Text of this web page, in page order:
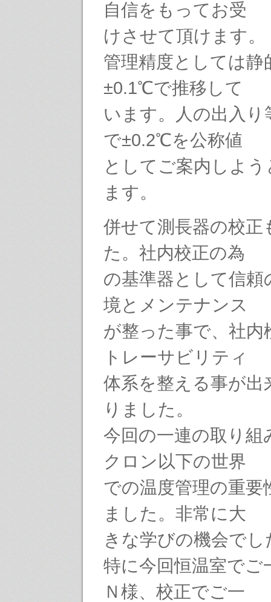
自信をもってお受
けさせて頂けます。
管理精度としては静
±0.1℃で推移して
います。人の出入り
で±0.2℃を公称値
としてご案内しよ
ます。
併せて測長器の校正
た。社内校正の為
の基準器として信頼
境とメンテナンス
が整った事で、社内
トレーサビリティ
体系を整える事が出
りました。
今回の一連の取り組
クロン以下の世界
での温度管理の重要
ました。非常に大
きな学びの機会でし
特に今回恒温室でご
Ｎ様、校正でご一